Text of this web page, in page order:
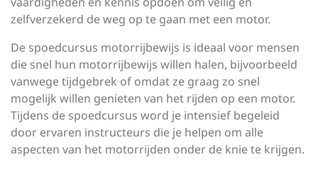
zelfverzekerd de weg op te gaan met een motor.
De spoedcursus motorrijbewijs is ideaal voor mensen
die snel hun motorrijbewijs willen halen, bijvoorbeeld
vanwege tijdgebrek of omdat ze graag zo snel
mogelijk willen genieten van het rijden op een motor.
Tijdens de spoedcursus word je intensief begeleid
door ervaren instructeurs die je helpen om alle
aspecten van het motorrijden onder de knie te krijgen.